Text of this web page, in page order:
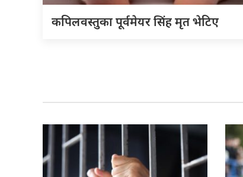
कपिलवस्तुका पूर्वमेयर सिंह मृत भेटिए